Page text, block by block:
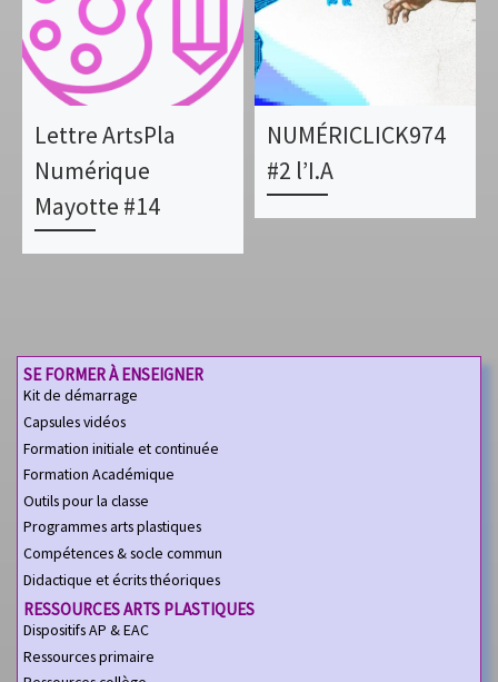
Lettre ArtsPla
Numérique
Mayotte #14
NUMÉRICLICK974
#2 l’I.A
SE FORMER À ENSEIGNER
Kit de démarrage
Capsules vidéos
Formation initiale et continuée
Formation Académique
Outils pour la classe
Programmes arts plastiques
Compétences & socle commun
Didactique et écrits théoriques
RESSOURCES ARTS PLASTIQUES
Dispositifs AP & EAC
Ressources primaire